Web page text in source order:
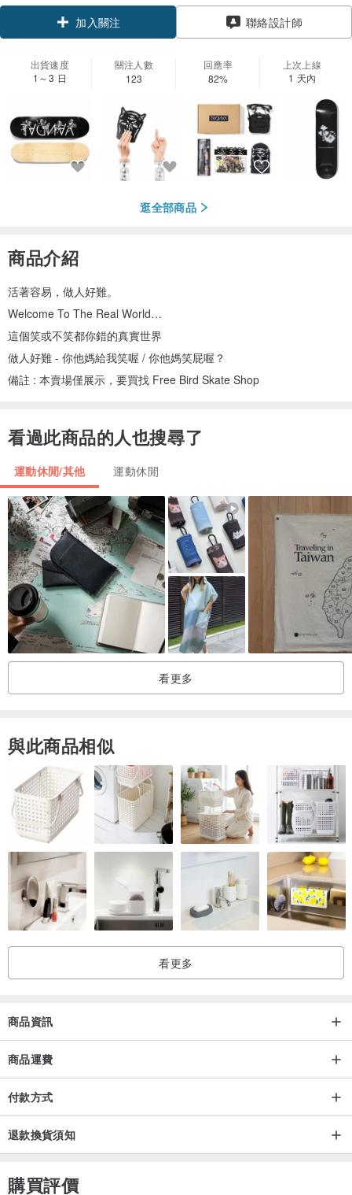
加入關注 聯絡設計師
出貨速度
1～3 日
關注人數
123
回應率
82%
上次上線
1 天內
逛全部商品
商品介紹
活著容易，做人好難。
Welcome To The Real World…
這個笑或不笑都你錯的真實世界
做人好難 - 你他媽給我笑喔 / 你他媽笑屁喔？
備註 : 本賣場僅展示，要買找 Free Bird Skate Shop
看過此商品的人也搜尋了
運動休閒/其他 運動休閒
看更多
與此商品相似
看更多
商品資訊
商品運費
付款方式
退款換貨須知
購買評價